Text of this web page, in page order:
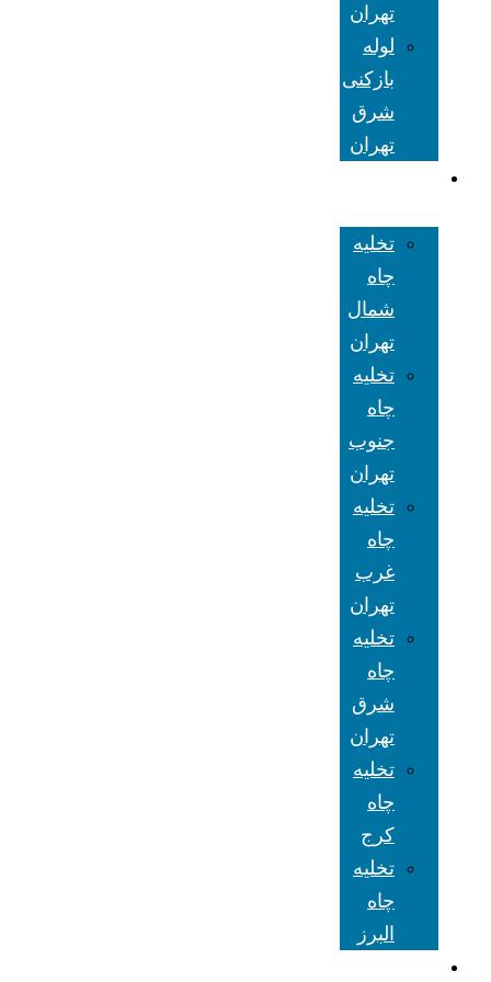
تهران
لوله
بازکنی
شرق
تهران
تخلیه
چاه
شمال
تهران
تخلیه
چاه
جنوب
تهران
تخلیه
چاه
غرب
تهران
تخلیه
چاه
شرق
تهران
تخلیه
چاه
کرج
تخلیه
چاه
البرز